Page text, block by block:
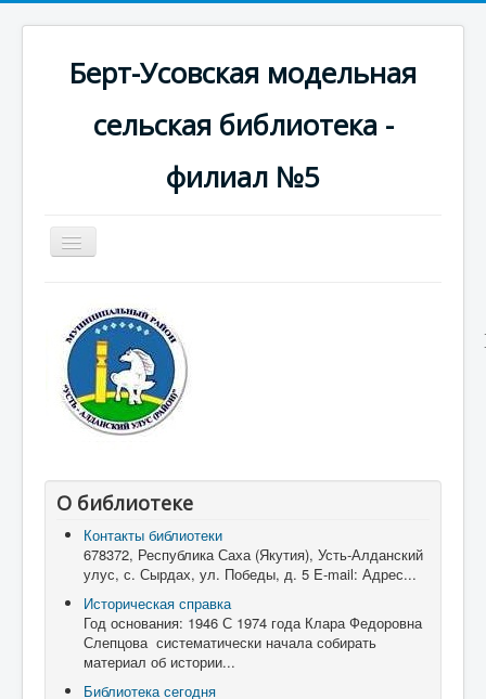
Берт-Усовская модельная
сельская библиотека -
филиал №5
Включить/
выключить
Фотогалерея
Краеведческая информация
О библиотеке
Контакты библиотеки
678372, Республика Саха (Якутия), Усть-Алданский
улус, с. Сырдах, ул. Победы, д. 5 E-mail: Адрес...
Историческая справка
Год основания: 1946 С 1974 года Клара Федоровна
Слепцова систематически начала собирать
материал об истории...
Библиотека сегодня